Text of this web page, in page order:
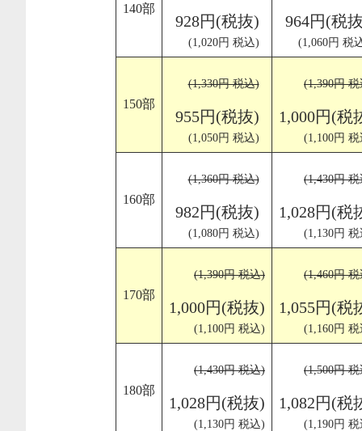
140部
928円(税抜)
(1,020円 税込)
964円(税
(1,060円 税
150部
(1,330円 税込)
955円(税抜)
(1,050円 税込)
(1,390円
1,000円(税
(1,100円
160部
(1,360円 税込)
982円(税抜)
(1,080円 税込)
(1,430円
1,028円(税
(1,130円
170部
(1,390円 税込)
1,000円(税抜)
(1,100円 税込)
(1,460円
1,055円(税
(1,160円
180部
(1,430円 税込)
1,028円(税抜)
(1,130円 税込)
(1,500円
1,082円(税
(1,190円